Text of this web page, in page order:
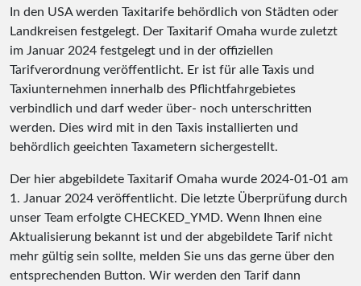
In den USA werden Taxitarife behördlich von Städten oder
Landkreisen festgelegt. Der Taxitarif Omaha wurde zuletzt
im Januar 2024 festgelegt und in der offiziellen
Tarifverordnung veröffentlicht. Er ist für alle Taxis und
Taxiunternehmen innerhalb des Pflichtfahrgebietes
verbindlich und darf weder über- noch unterschritten
werden. Dies wird mit in den Taxis installierten und
behördlich geeichten Taxametern sichergestellt.
Der hier abgebildete Taxitarif Omaha wurde 2024-01-01 am
1. Januar 2024 veröffentlicht. Die letzte Überprüfung durch
unser Team erfolgte CHECKED_YMD. Wenn Ihnen eine
Aktualisierung bekannt ist und der abgebildete Tarif nicht
mehr gültig sein sollte, melden Sie uns das gerne über den
entsprechenden Button. Wir werden den Tarif dann